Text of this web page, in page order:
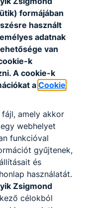
formájában
használt
adatnak
van
k
A cookie-k
aCookie
amely akkor
webhelyet
funkcióval
gyűjtenek,
és
használatát.
Zsigmond
célokból